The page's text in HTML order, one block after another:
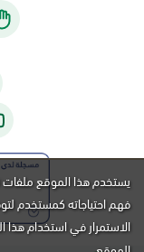
يستخدم هذا الموقع ملفات
فهم احتياجاته كمستخدم
الاستمرار في استخدام